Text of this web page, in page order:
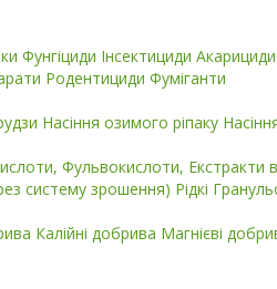
Фунгіциди Інсектициди Акарициди
Родентициди Фуміганти
Насіння озимого ріпаку
Фульвокислоти, Екстракти
систему зрошення) Рідкі
Калійні добрива Магнієві